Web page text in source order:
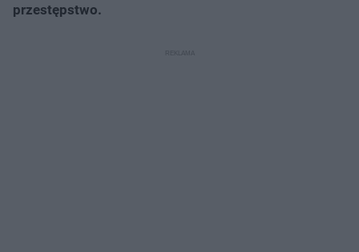
przestępstwo.